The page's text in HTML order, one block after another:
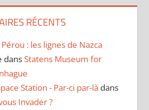
RÉCENTS
Pérou : les lignes de Nazca
dans Statens Museum for
Station - Par-ci par-là dans
Invader ?